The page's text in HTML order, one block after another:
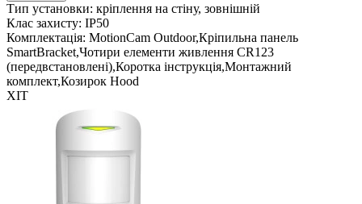
Тип установки: кріплення на стіну, зовнішній
Клас захисту: IP50
Комплектація: MotionCam Outdoor,Кріпильна панель
SmartBracket,Чотири елементи живлення CR123
(передвстановлені),Коротка інструкція,Монтажний
комплект,Козирок Hood
ХІТ